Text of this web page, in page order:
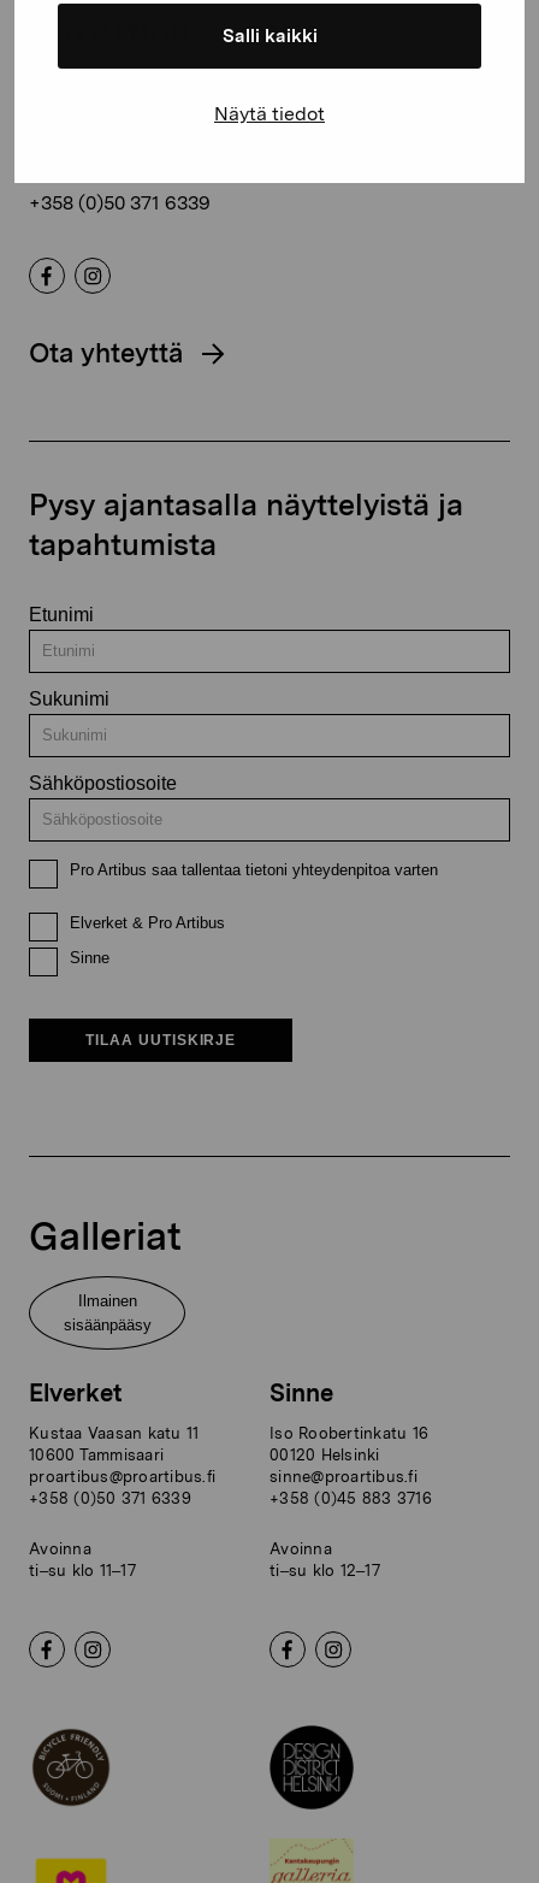
Salli kaikki
Näytä tiedot
Pro Artibus -säätiö
Kustaa Vaasan katu 11
+358 (0)50 371 6339
Ota yhteyttä
Pysy ajantasalla näyttelyistä ja
tapahtumista
Etunimi
Sukunimi
Sähköpostiosoite
Pro Artibus saa tallentaa tietoni yhteydenpitoa varten
Elverket & Pro Artibus
Sinne
TILAA UUTISKIRJE
Galleriat
Ilmainen
sisäänpääsy
Elverket
Kustaa Vaasan katu 11
10600 Tammisaari
proartibus@proartibus.fi
+358 (0)50 371 6339
Avoinna
ti–su klo 11–17
Sinne
Iso Roobertinkatu 16
00120 Helsinki
sinne@proartibus.fi
+358 (0)45 883 3716
Avoinna
ti–su klo 12–17